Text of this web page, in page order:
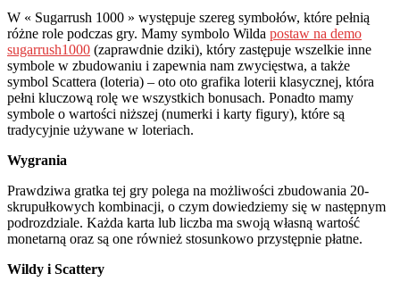
W « Sugarrush 1000 » występuje szereg symbołów, które pełnią
różne role podczas gry. Mamy symbolo Wilda postaw na demo
sugarrush1000 (zaprawdnie dziki), który zastępuje wszelkie inne
symbole w zbudowaniu i zapewnia nam zwycięstwa, a także
symbol Scattera (loteria) – oto oto grafika loterii klasycznej, która
pełni kluczową rolę we wszystkich bonusach. Ponadto mamy
symbole o wartości niższej (numerki i karty figury), które są
tradycyjnie używane w loteriach.
Wygrania
Prawdziwa gratka tej gry polega na możliwości zbudowania 20-
skrupułkowych kombinacji, o czym dowiedziemy się w następnym
podrozdziale. Każda karta lub liczba ma swoją własną wartość
monetarną oraz są one również stosunkowo przystępnie płatne.
Wildy i Scattery